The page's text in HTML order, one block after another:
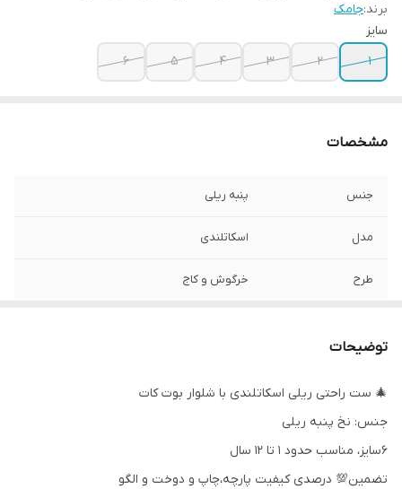
برند:جامک
سایز
۱
۲ ۳ ۴ ۵ ۶
مشخصات
جنس پنبه ریلی
مدل اسکاتلندی
طرح خرگوش و کاج
توضیحات
🎄 ست راحتی ریلی اسکاتلندی با شلوار بوت کات
جنس: نخ پنبه ریلی
۶سایز، مناسب حدود ۱ تا ۱۲ سال
تضمین💯 درصدی کیفیت پارچه،چاپ و دوخت و الگو